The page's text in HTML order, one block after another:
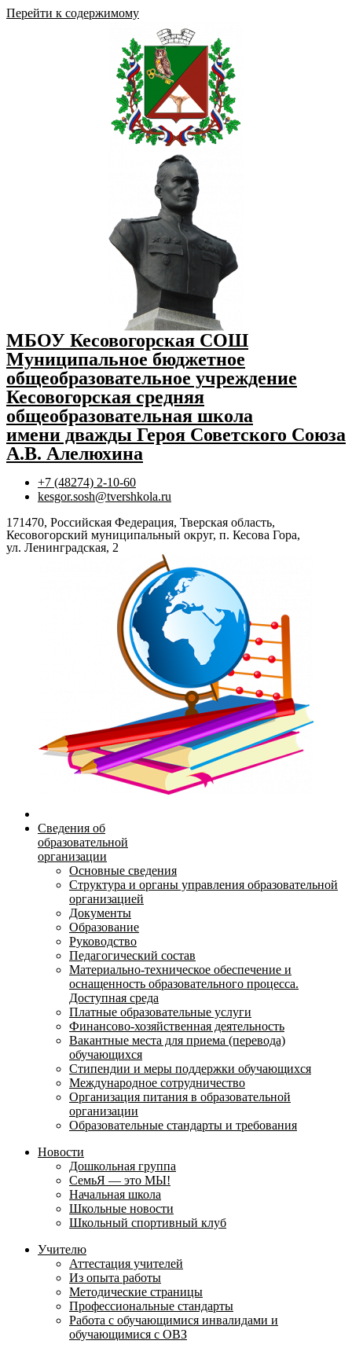
Перейти к содержимому
МБОУ Кесовогорская СОШ
Муниципальное бюджетное
общеобразовательное учреждение
Кесовогорская средняя
общеобразовательная школа
имени дважды Героя Советского Союза
А.В. Алелюхина
+7 (48274) 2-10-60
kesgor.sosh@tvershkola.ru
171470, Российская Федерация, Тверская область,
Кесовогорский муниципальный округ, п. Кесова Гора,
ул. Ленинградская, 2
Сведения об
образовательной
организации
Основные сведения
Структура и органы управления образовательной
организацией
Документы
Образование
Руководство
Педагогический состав
Материально-техническое обеспечение и
оснащенность образовательного процесса.
Доступная среда
Платные образовательные услуги
Финансово-хозяйственная деятельность
Вакантные места для приема (перевода)
обучающихся
Стипендии и меры поддержки обучающихся
Международное сотрудничество
Организация питания в образовательной
организации
Образовательные стандарты и требования
Новости
Дошкольная группа
СемьЯ — это МЫ!
Начальная школа
Школьные новости
Школьный спортивный клуб
Учителю
Аттестация учителей
Из опыта работы
Методические страницы
Профессиональные стандарты
Работа с обучающимися инвалидами и
обучающимися с ОВЗ